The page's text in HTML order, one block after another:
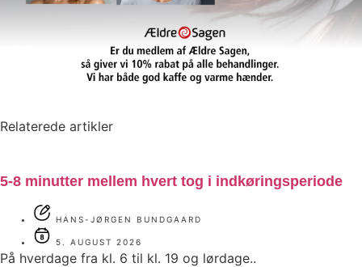
Relaterede artikler
5-8 minutter mellem hvert tog i indkøringsperiode
HANS-JØRGEN BUNDGAARD
5. AUGUST 2026
På hverdage fra kl. 6 til kl. 19 og lørdage..